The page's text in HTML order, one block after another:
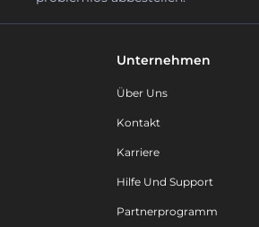
Unternehmen
Über Uns
Kontakt
Karriere
Hilfe Und Support
Partnerprogramm